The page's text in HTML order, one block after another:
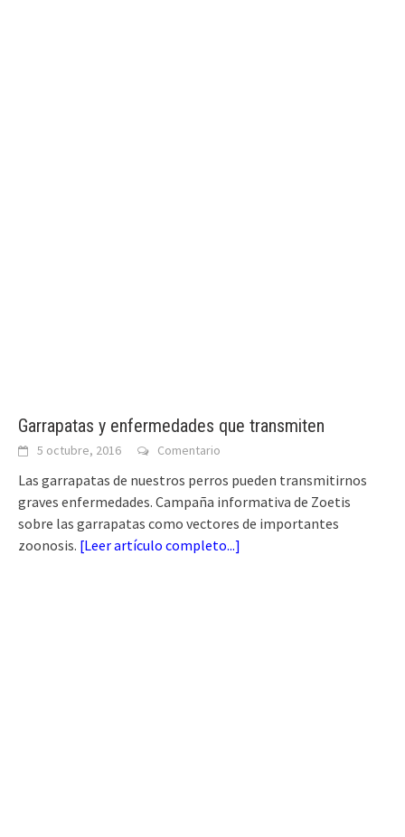
Garrapatas y enfermedades que transmiten
5 octubre, 2016 Comentario
Las garrapatas de nuestros perros pueden transmitirnos
graves enfermedades. Campaña informativa de Zoetis
sobre las garrapatas como vectores de importantes
zoonosis. [Leer artículo completo...]